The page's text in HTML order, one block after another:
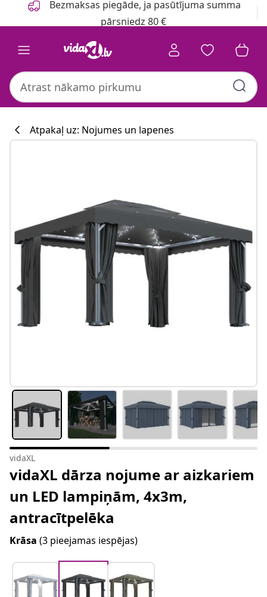
Bezmaksas piegāde, ja pasūtījuma summa
pārsniedz 80 €
Atpakaļ uz: Nojumes un lapenes
vidaXL
vidaXL dārza nojume ar aizkariem
un LED lampiņām, 4x3m,
antracītpelēka
Krāsa (3 pieejamas iespējas)